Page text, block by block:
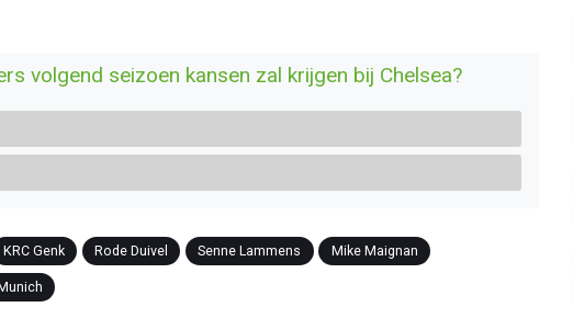
volgend seizoen kansen zal krijgen bij Chelsea?
KRC Genk Rode Duivel Senne Lammens Mike Maignan